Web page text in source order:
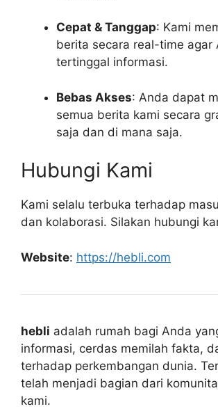
Cepat & Tanggap: Kami
berita secara real-time agar
tertinggal informasi.
Bebas Akses: Anda dapat
semua berita kami secara
saja dan di mana saja.
Hubungi Kami
Kami selalu terbuka terhadap
dan kolaborasi. Silakan hubungi
Website: https://hebli.com
hebli adalah rumah bagi Anda
informasi, cerdas memilah fakta,
terhadap perkembangan dunia.
telah menjadi bagian dari
kami.